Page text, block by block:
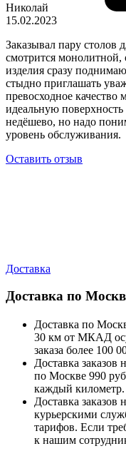
Николай
15.02.2023
Заказывал пару столов
смотрится
изделия сразу
стыдно приглашать
превосходное качество
идеальную
недёшево, но надо
уровень обслуживания.
Оставить отзыв
Доставка
Доставка по
Доставка по
30 км от МКАД
заказа более 100
Доставка заказов
по Москве 990
каждый километр.
Доставка заказов
курьерскими
тарифов. Если
к нашим